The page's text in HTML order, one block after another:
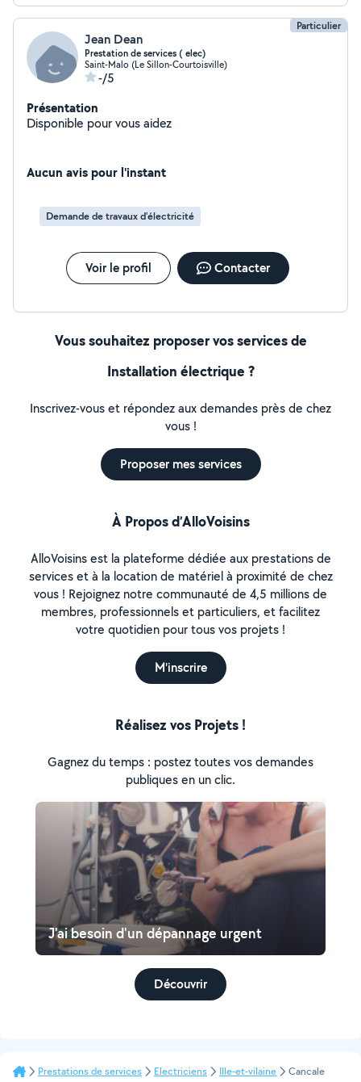
Particulier
Jean Dean
Prestation de services ( elec)
Saint-Malo (Le Sillon-Courtoisville)
-/5
Présentation
Disponible pour vous aidez
Aucun avis pour l'instant
Demande de travaux d’électricité
Voir le profil Contacter
Vous souhaitez proposer vos services de
Installation électrique ?
Inscrivez-vous et répondez aux demandes près de chez
vous !
Proposer mes services
À Propos d’AlloVoisins
AlloVoisins est la plateforme dédiée aux prestations de
services et à la location de matériel à proximité de chez
vous ! Rejoignez notre communauté de 4,5 millions de
membres, professionnels et particuliers, et facilitez
votre quotidien pour tous vos projets !
M'inscrire
Réalisez vos Projets !
Gagnez du temps : postez toutes vos demandes
publiques en un clic.
J'ai besoin d'un dépannage urgent
Découvrir
Prestations de services Electriciens Ille-et-vilaine Cancale